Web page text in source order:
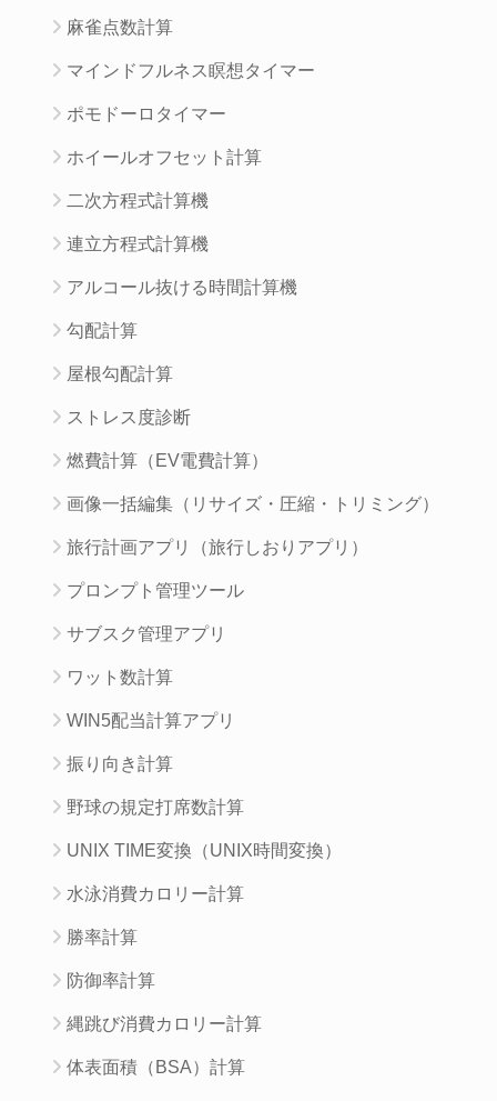
麻雀点数計算
マインドフルネス瞑想タイマー
ポモドーロタイマー
ホイールオフセット計算
二次方程式計算機
連立方程式計算機
アルコール抜ける時間計算機
勾配計算
屋根勾配計算
ストレス度診断
燃費計算（EV電費計算）
画像一括編集（リサイズ・圧縮・トリミング）
旅行計画アプリ（旅行しおりアプリ）
プロンプト管理ツール
サブスク管理アプリ
ワット数計算
WIN5配当計算アプリ
振り向き計算
野球の規定打席数計算
UNIX TIME変換（UNIX時間変換）
水泳消費カロリー計算
勝率計算
防御率計算
縄跳び消費カロリー計算
体表面積（BSA）計算